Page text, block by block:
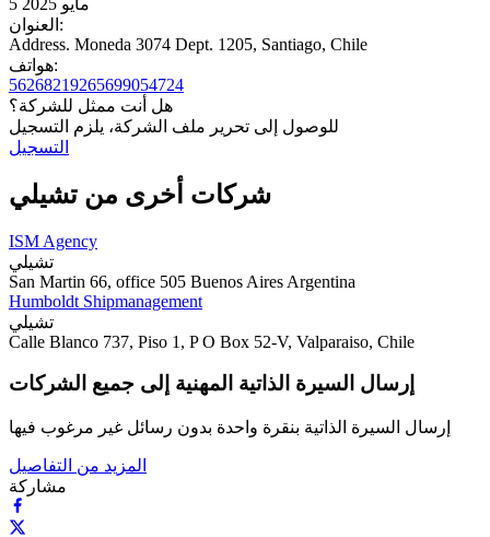
العنوان:
Address. Moneda 3074 Dept. 1205, Santiago, Chile
هواتف:
56268219265699054724
هل أنت ممثل للشركة؟
للوصول إلى تحرير ملف الشركة، يلزم التسجيل
التسجيل
شركات أخرى من تشيلي
ISM Agency
تشيلي
San Martin 66, office 505 Buenos Aires Argentina
Humboldt Shipmanagement
تشيلي
Calle Blanco 737, Piso 1, P O Box 52-V, Valparaiso, Chile
إرسال السيرة الذاتية المهنية إلى جميع الشركات
إرسال السيرة الذاتية بنقرة واحدة بدون رسائل غير مرغوب فيها
المزيد من التفاصيل
مشاركة